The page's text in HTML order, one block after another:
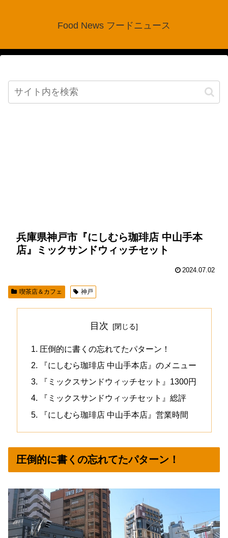
Food News フードニュース
兵庫県神戸市『にしむら珈琲店 中山手本
店』ミックサンドウィッチセット
2024.07.02
喫茶店＆カフェ 神戸
目次
圧倒的に書くの忘れてたパターン！
『にしむら珈琲店 中山手本店』のメニュー
『ミックスサンドウィッチセット』1300円
『ミックスサンドウィッチセット』総評
『にしむら珈琲店 中山手本店』営業時間
圧倒的に書くの忘れてたパターン！